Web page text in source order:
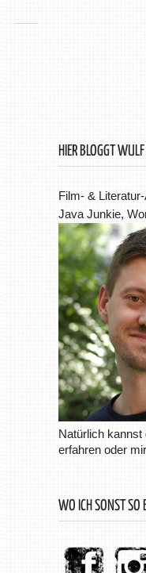
HIER BLOGGT
Film- &
Java Junkie,
Natürlich kannst
erfahren oder mir
WO ICH SONST SO